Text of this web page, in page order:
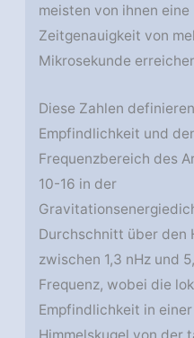
meisten von ihnen eine
Zeitgenauigkeit von
Mikrosekunde
Diese Zahlen
Empfindlichkeit und
Frequenzbereich des
10-16 in der
Durchschnitt über den
zwischen 1,3 nHz und
Frequenz, wobei die
Empfindlichkeit in